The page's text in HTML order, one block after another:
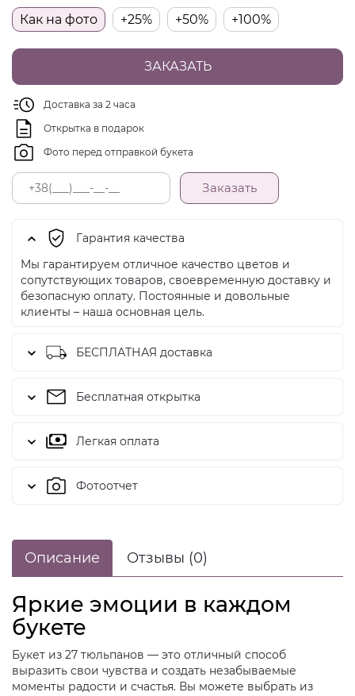
ЗАКАЗАТЬ
Как на фото
+25% +50% +100%
Доставка за 2 часа
Открытка в подарок
Фото перед отправкой букета
Заказать
Гарантия качества
Мы гарантируем отличное качество цветов и
сопутствующих товаров, своевременную доставку и
безопасную оплату. Постоянные и довольные
клиенты – наша основная цель.
БЕСПЛАТНАЯ доставка
Бесплатная открытка
Легкая оплата
Фотоотчет
Описание Отзывы (0)
Яркие эмоции в каждом
букете
Букет из 27 тюльпанов — это отличный способ
выразить свои чувства и создать незабываемые
моменты радости и счастья. Вы можете выбрать из